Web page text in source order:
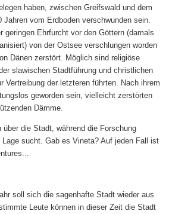
haben, zwischen Greifswald und dem
vom Erdboden verschwunden sein.
geringen Ehrfurcht vor den Göttern (damals
von der Ostsee verschlungen worden
Dänen zerstört. Möglich sind religiöse
slawischen Stadtführung und christlichen
Vertreibung der letzteren führten. Nach ihrem
geworden sein, vielleicht zerstörten
Dämme.
die Stadt, während die Forschung
sucht. Gab es Vineta? Auf jeden Fall ist
soll sich die sagenhafte Stadt wieder aus
Leute können in dieser Zeit die Stadt